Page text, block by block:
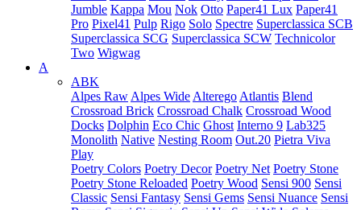
Jumble Kappa Mou Nok Otto Paper41 Lux Paper41
Pro Pixel41 Pulp Rigo Solo Spectre Superclassica SCB
Superclassica SCG Superclassica SCW Technicolor
Two Wigwag
A
ABK
Alpes Raw Alpes Wide Alterego Atlantis Blend
Crossroad Brick Crossroad Chalk Crossroad Wood
Docks Dolphin Eco Chic Ghost Interno 9 Lab325
Monolith Native Nesting Room Out.20 Pietra Viva
Play
Poetry Colors Poetry Decor Poetry Net Poetry Stone
Poetry Stone Reloaded Poetry Wood Sensi 900 Sensi
Classic Sensi Fantasy Sensi Gems Sensi Nuance Sensi